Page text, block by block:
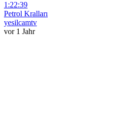
1:22:39
Petrol Kralları
yesilcamtv
vor 1 Jahr